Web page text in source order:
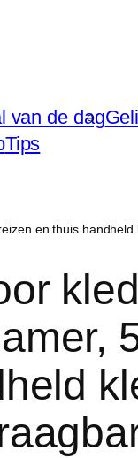
van de dag
Tips
en thuis